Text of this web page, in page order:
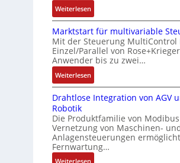
e
x
i
b
e
l
f
ü
r
i
e
A
n
G
u
n
d
5
G
a
u
f
e
n
R
a
i
e
r
n
g
e
s
t
ä
g
l
e
i
c
h
s
e
m
e
n
t
Weiterlesen:
A
u
f
t
r
a
g
s
i
n
g
a
Marktstart für multivariable
Mit der Steuerung MultiControl
Einzel/Parallel von
Anwender bis zu zwei…
Weiterlesen:
M
a
k
t
s
t
Drahtlose Integration von AGV
Robotik
Die Produktfamilie von
Vernetzung von Maschinen-
Anlagensteuerungen
Fernwartung…
Weiterlesen: